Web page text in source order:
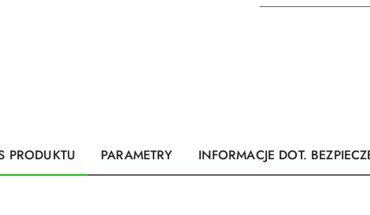
PRODUKTU PARAMETRY INFORMACJE DOT.